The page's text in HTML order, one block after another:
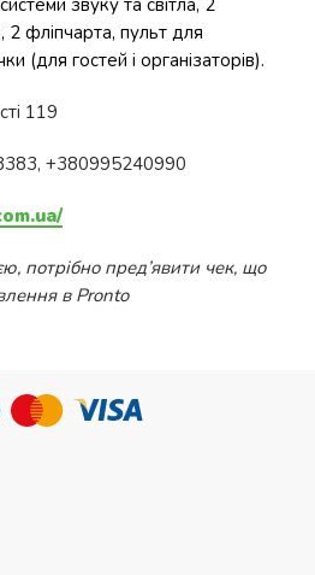
фліпчарта, пульт для
(для гостей і організаторів).
119
+380995240990
потрібно пред’явити чек, що
в Pronto